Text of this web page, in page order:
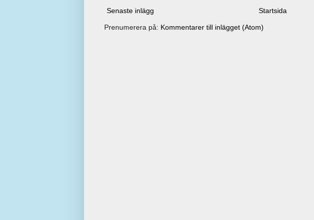
Senaste inlägg Startsida
Prenumerera på: Kommentarer till inlägget (Atom)